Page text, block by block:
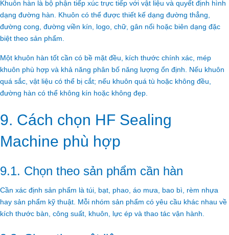
Khuôn hàn là bộ phận tiếp xúc trực tiếp với vật liệu và quyết định hình
dạng đường hàn. Khuôn có thể được thiết kế dạng đường thẳng,
đường cong, đường viền kín, logo, chữ, gân nổi hoặc biên dạng đặc
biệt theo sản phẩm.
Một khuôn hàn tốt cần có bề mặt đều, kích thước chính xác, mép
khuôn phù hợp và khả năng phân bố năng lượng ổn định. Nếu khuôn
quá sắc, vật liệu có thể bị cắt; nếu khuôn quá tù hoặc không đều,
đường hàn có thể không kín hoặc không đẹp.
9. Cách chọn HF Sealing
Machine phù hợp
9.1. Chọn theo sản phẩm cần hàn
Cần xác định sản phẩm là túi, bạt, phao, áo mưa, bao bì, rèm nhựa
hay sản phẩm kỹ thuật. Mỗi nhóm sản phẩm có yêu cầu khác nhau về
kích thước bàn, công suất, khuôn, lực ép và thao tác vận hành.